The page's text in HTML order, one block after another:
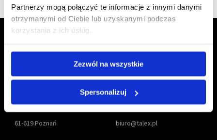
Partnerzy mogą połączyć te informacje z innymi danymi
otrzymanymi od Ciebie lub uzyskanymi podczas
korzystania z ich usług.
Zezwól na wszystkie
Spersonalizuj
ul. Karpia 27D
61-619 Poznań
61 827-55-00
61 827-55-01
biuro@talex.pl